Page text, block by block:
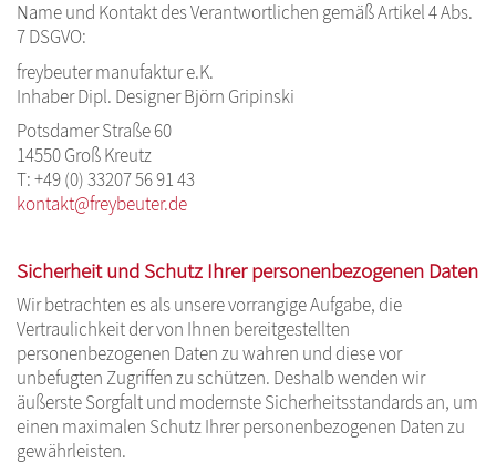
Name und Kontakt des Verantwortlichen gemäß Artikel 4 Abs.
7 DSGVO:
freybeuter manufaktur e.K.
Inhaber Dipl. Designer Björn Gripinski
Potsdamer Straße 60
14550 Groß Kreutz
T: +49 (0) 33207 56 91 43
kontakt@freybeuter.de
Sicherheit und Schutz Ihrer personenbezogenen Daten
Wir betrachten es als unsere vorrangige Aufgabe, die
Vertraulichkeit der von Ihnen bereitgestellten
personenbezogenen Daten zu wahren und diese vor
unbefugten Zugriffen zu schützen. Deshalb wenden wir
äußerste Sorgfalt und modernste Sicherheitsstandards an, um
einen maximalen Schutz Ihrer personenbezogenen Daten zu
gewährleisten.